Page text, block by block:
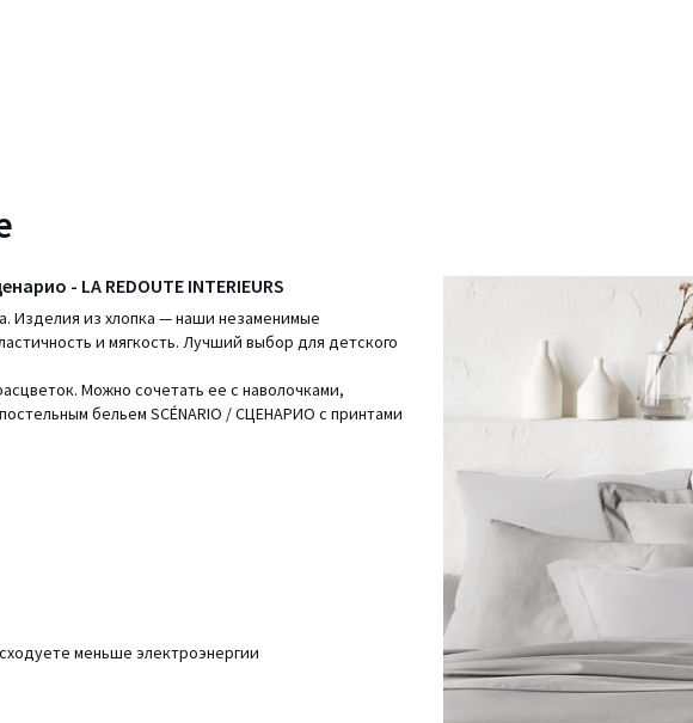
- LA REDOUTE INTERIEURS
Изделия из хлопка — наши незаменимые
и мягкость. Лучший выбор для детского
Можно сочетать ее с наволочками,
бельем SCÉNARIO / СЦЕНАРИО с принтами
меньше электроэнергии